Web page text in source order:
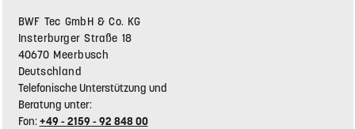
BWF Tec GmbH & Co. KG
Insterburger Straße 18
40670 Meerbusch
Deutschland
Telefonische Unterstützung und
Beratung unter:
Fon:+49 - 2159 - 92 848 00